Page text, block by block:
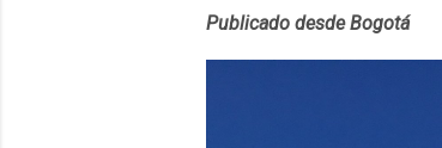
Publicado desde Bogotá